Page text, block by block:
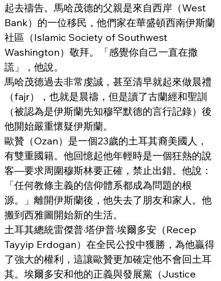
起去禱告。馬哈茂德的父親是來自西岸（West
Bank）的一位移民，他們家在華盛頓西南伊斯蘭
社區（Islamic Society of Southwest
Washington）敬拜。「感覺你自己一直在撒
謊」，他說。
馬哈茂德過去非常虔誠，甚至清早就起來做晨禮
（fajr），也就是晨禱，但是讀了古蘭經和聖訓
（被認為是伊斯蘭先知穆罕默德的言行記錄）後
他開始嚴重懷疑伊斯蘭。
歐贊（Ozan）是一個23歲的土耳其裔美國人，
有雙重國籍。他回憶起他年輕時是一個狂熱的說
客—要求周圍穆斯林要正確，禁止出錯。他說：
「任何教條主義的信仰體系都成為問題的根
源。」離開伊斯蘭後，他失去了朋友和家人。他
搬到西雅圖開始新的生活。
土耳其總統雷傑普·塔伊普·埃爾多安（Recep
Tayyip Erdogan）在全民公投中獲勝，為他贏得
了強大的權利，這讓歐贊更加確定他不會回土耳
其。埃爾多安和他的正義與發展黨（Justice